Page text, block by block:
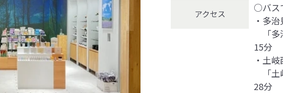
アクセス
○バス
・多
「多
15分
・土
「土
28分